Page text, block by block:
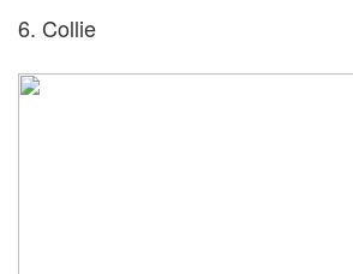
6. Collie